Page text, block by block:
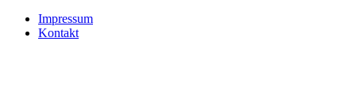
Impressum
Kontakt